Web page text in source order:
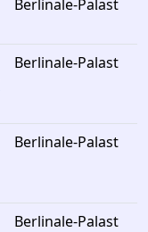
Berlinale-Palast
Berlinale-Palast
Berlinale-Palast
Berlinale-Palast